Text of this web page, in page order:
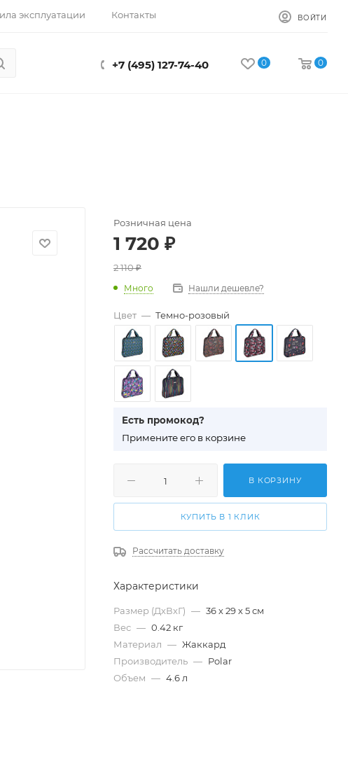
эксплуатации Контакты ВОЙТИ
+7 (495) 127-74-40 0 0
Розничная цена
1 720 ₽
2 110₽
Много Нашли дешевле?
Цвет — Темно-розовый
Есть промокод?
Примените его в корзине
В КОРЗИНУ
КУПИТЬ В 1 КЛИК
Рассчитать доставку
Характеристики
Размер (ДхВхГ) — 36 х 29 х 5 см
Вес — 0.42 кг
Материал — Жаккард
Производитель — Polar
Объем — 4.6 л